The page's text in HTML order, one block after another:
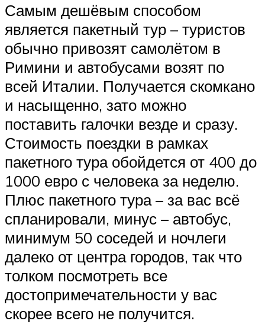
Самым дешёвым способом
является пакетный тур – туристов
обычно привозят самолётом в
Римини и автобусами возят по
всей Италии. Получается скомкано
и насыщенно, зато можно
поставить галочки везде и сразу.
Стоимость поездки в рамках
пакетного тура обойдется от 400 до
1000 евро с человека за неделю.
Плюс пакетного тура – за вас всё
спланировали, минус – автобус,
минимум 50 соседей и ночлеги
далеко от центра городов, так что
толком посмотреть все
достопримечательности у вас
скорее всего не получится.